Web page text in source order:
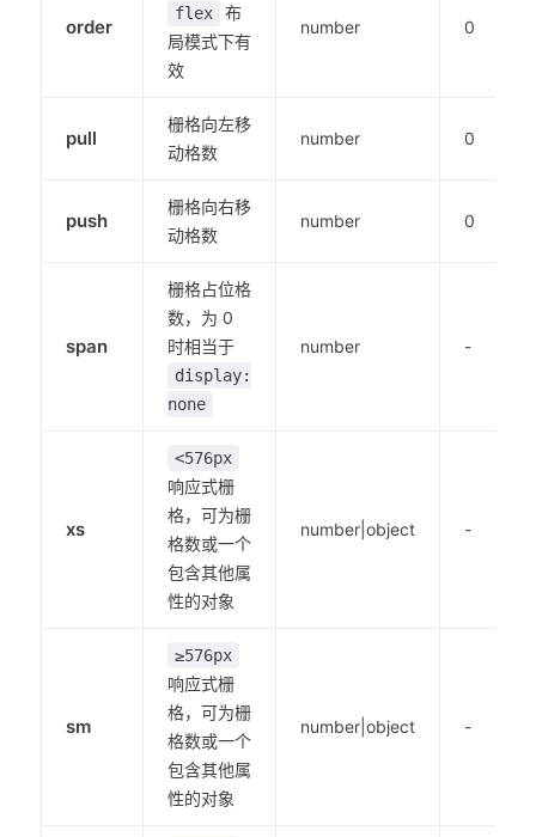
order
flex
布
局模式下有
效
number 0
pull
栅格向左移
动格数
number 0
push
栅格向右移
动格数
number 0
span
栅格占位格
数，为 0
时相当于
display:
none
number -
xs
<576px
响应式栅
格，可为栅
格数或一个
包含其他属
性的对象
number|object -
sm
≥576px
响应式栅
格，可为栅
格数或一个
包含其他属
性的对象
number|object -